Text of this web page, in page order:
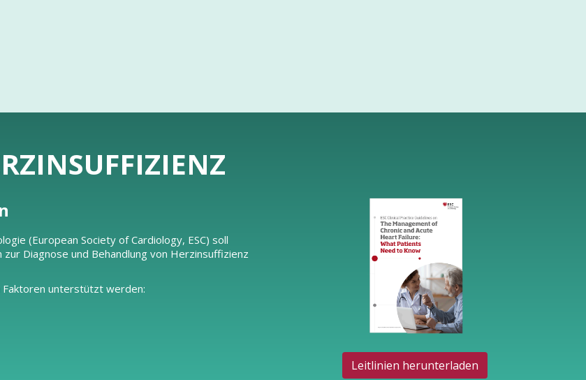
(European Society of Cardiology, ESC) soll
Diagnose und Behandlung von Herzinsuffizienz
unterstützt werden:
Leitlinien herunterladen